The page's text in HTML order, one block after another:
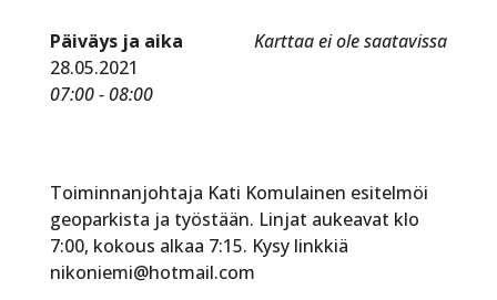
Karttaa ei ole saatavissa
Päiväys ja aika
28.05.2021
07:00 - 08:00
Toiminnanjohtaja Kati Komulainen esitelmöi
geoparkista ja työstään. Linjat aukeavat klo
7:00, kokous alkaa 7:15. Kysy linkkiä
nikoniemi@hotmail.com